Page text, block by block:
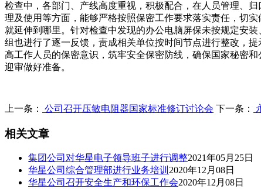
检查中，各部门、产线高度重视，积极配合，在人员管理、
理及使用等方面，能够严格按照保密工作要求落实责任，切
就延伸到哪里。针对检查中发现的办公电脑屏保未按规定安
组也进行了逐一反馈，责成相关单位按时间节点进行整改，
高工作人员的保密意识，筑牢安全保密防线，确保国家秘密
迎审做好准备。
上一条： 公司召开压敏电阻器国家标准修订讨论会 下一条：
相关文章
集团公司对华星电子领导班子进行调整2021年05月25日
华星公司综合管理部进行业务培训 2020年12月08日
华星公司召开安全生产和环保工作会2020年12月08日